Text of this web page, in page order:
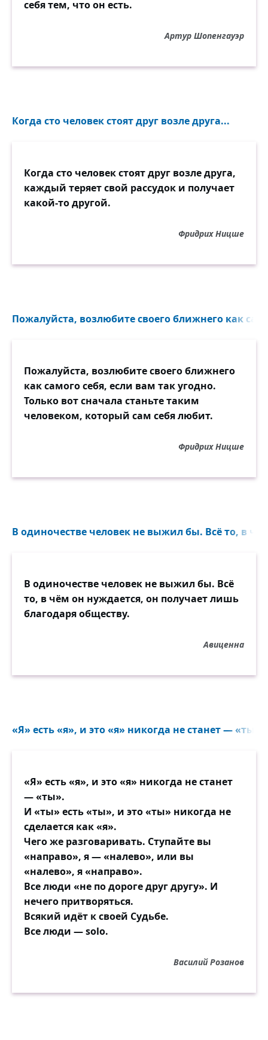
себя тем, что он есть.
Артур Шопенгауэр
Когда сто человек стоят друг возле друга...
Когда сто человек стоят друг возле друга,
каждый теряет свой рассудок и получает
какой-то другой.
Фридрих Ницше
Пожалуйста, возлюбите своего ближнего как
Пожалуйста, возлюбите своего ближнего
как самого себя, если вам так угодно.
Только вот сначала станьте таким
человеком, который сам себя любит.
Фридрих Ницше
В одиночестве человек не выжил бы. Всё то, в
В одиночестве человек не выжил бы. Всё
то, в чём он нуждается, он получает лишь
благодаря обществу.
Авиценна
«Я» есть «я», и это «я» никогда не станет —
«Я» есть «я», и это «я» никогда не станет
— «ты».
И «ты» есть «ты», и это «ты» никогда не
сделается как «я».
Чего же разговаривать. Ступайте вы
«направо», я — «налево», или вы
«налево», я «направо».
Все люди «не по дороге друг другу». И
нечего притворяться.
Всякий идёт к своей Судьбе.
Все люди — solo.
Василий Розанов